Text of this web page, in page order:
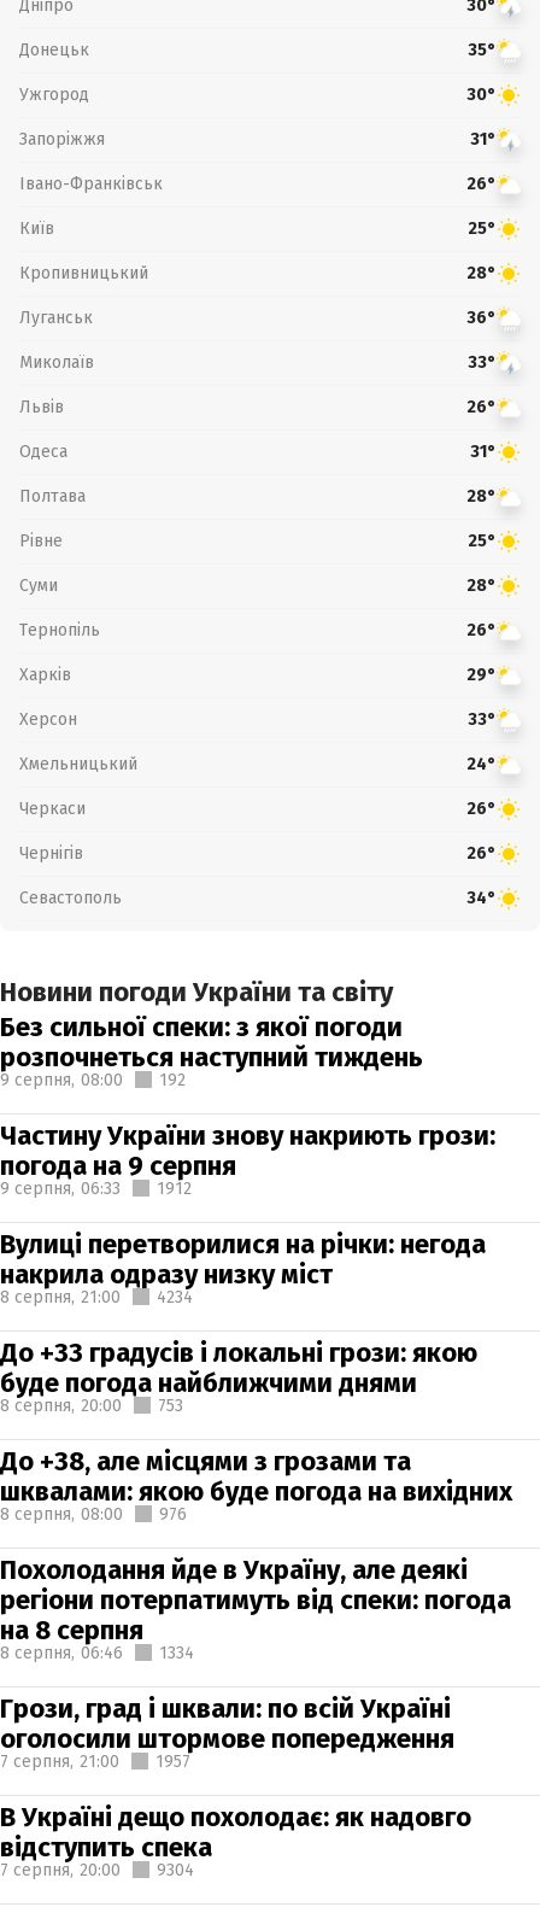
Дніпро 30°
Донецьк 35°
Ужгород 30°
Запоріжжя 31°
Івано-Франківськ 26°
Київ 25°
Кропивницький 28°
Луганськ 36°
Миколаїв 33°
Львів 26°
Одеса 31°
Полтава 28°
Рівне 25°
Суми 28°
Тернопіль 26°
Харків 29°
Херсон 33°
Хмельницький 24°
Черкаси 26°
Чернігів 26°
Севастополь 34°
Новини погоди України та світу
Без сильної спеки: з якої погоди
розпочнеться наступний тиждень
9 серпня, 08:00 192
Частину України знову накриють грози:
погода на 9 серпня
9 серпня, 06:33 1912
Вулиці перетворилися на річки: негода
накрила одразу низку міст
8 серпня, 21:00 4234
До +33 градусів і локальні грози: якою
буде погода найближчими днями
8 серпня, 20:00 753
До +38, але місцями з грозами та
шквалами: якою буде погода на вихідних
8 серпня, 08:00 976
Похолодання йде в Україну, але деякі
регіони потерпатимуть від спеки: погода
на 8 серпня
8 серпня, 06:46 1334
Грози, град і шквали: по всій Україні
оголосили штормове попередження
7 серпня, 21:00 1957
В Україні дещо похолодає: як надовго
відступить спека
7 серпня, 20:00 9304